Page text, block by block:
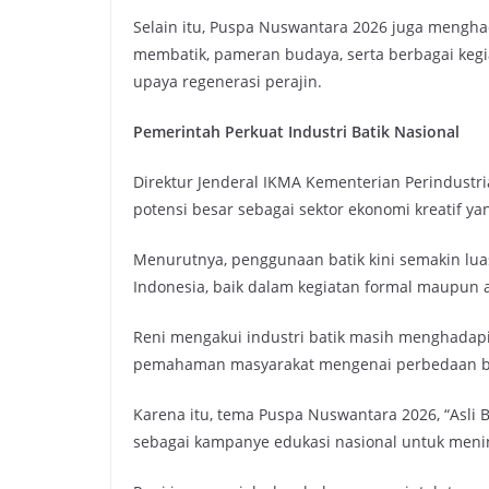
Selain itu, Puspa Nuswantara 2026 juga
membatik, pameran budaya, serta berbagai
upaya regenerasi perajin.
Pemerintah Perkuat Industri Batik Nasional
Direktur Jenderal IKMA Kementerian
potensi besar sebagai sektor ekonomi kreatif
Menurutnya, penggunaan batik kini semakin
Indonesia, baik dalam kegiatan formal maupun
Reni mengakui industri batik masih
pemahaman masyarakat mengenai
Karena itu, tema Puspa Nuswantara 2026, “Asli
sebagai kampanye edukasi nasional untuk